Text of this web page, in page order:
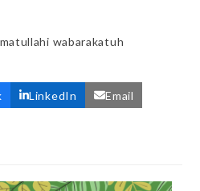
wabarakatuh
LinkedIn Email